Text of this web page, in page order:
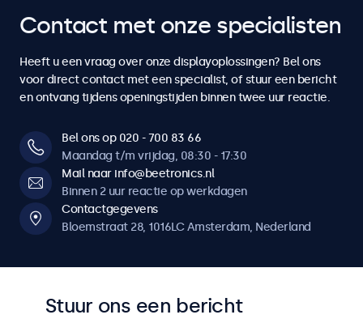
7
8
9
0
7
8
9
0
7
8
9
0
7
8
9
0
7
8
9
0
6
7
8
9
0
6
7
8
9
0
6
7
8
9
0
6
7
8
9
0
6
7
8
9
0
6
7
8
9
0
6
7
8
9
0
4
5
6
7
8
9
4
5
6
7
8
9
0
Contact met onze specialisten
Heeft u een vraag over onze displayoplossingen? Bel ons
voor direct contact met een specialist, of stuur een bericht
en ontvang tijdens openingstijden binnen twee uur reactie.
Bel ons op 020 - 700 83 66
Maandag t/m vrijdag, 08:30 - 17:30
Mail naar info@beetronics.nl
Binnen 2 uur reactie op werkdagen
Contactgegevens
Bloemstraat 28, 1016LC Amsterdam, Nederland
Stuur ons een bericht